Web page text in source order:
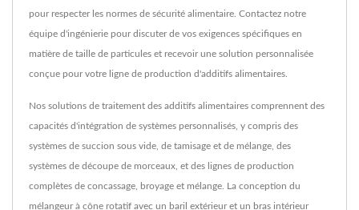
pour respecter les normes de sécurité alimentaire. Contactez notre
équipe d'ingénierie pour discuter de vos exigences spécifiques en
matière de taille de particules et recevoir une solution personnalisée
conçue pour votre ligne de production d'additifs alimentaires.
Nos solutions de traitement des additifs alimentaires comprennent des
capacités d'intégration de systèmes personnalisés, y compris des
systèmes de succion sous vide, de tamisage et de mélange, des
systèmes de découpe de morceaux, et des lignes de production
complètes de concassage, broyage et mélange. La conception du
mélangeur à cône rotatif avec un baril extérieur et un bras intérieur